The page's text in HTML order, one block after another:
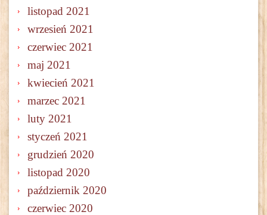
listopad 2021
wrzesień 2021
czerwiec 2021
maj 2021
kwiecień 2021
marzec 2021
luty 2021
styczeń 2021
grudzień 2020
listopad 2020
październik 2020
czerwiec 2020